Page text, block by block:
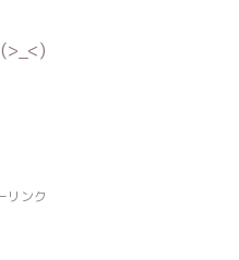
(>_<)
リンク